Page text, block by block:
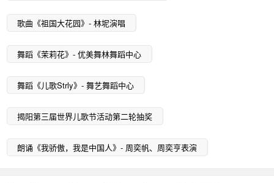
歌曲《祖国大花园》- 林坭演唱
舞蹈《茉莉花》- 优美舞林舞蹈中心
舞蹈《儿歌Strly》- 舞艺舞蹈中心
揭阳第三届世界儿歌节活动第二轮抽奖
朗诵《我骄傲，我是中国人》- 周奕帆、周奕亨表演